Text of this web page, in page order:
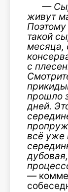
— С
живут
такой
месяца,
с
прошло
дней.
всё уже
—